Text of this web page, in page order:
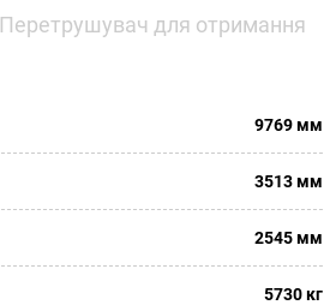
Перетрушувач для отримання
9769 мм
3513 мм
2545 мм
5730 кг